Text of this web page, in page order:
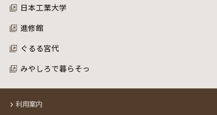
日本工業大学
進修館
ぐるる宮代
みやしろで暮らそっ
利用案内